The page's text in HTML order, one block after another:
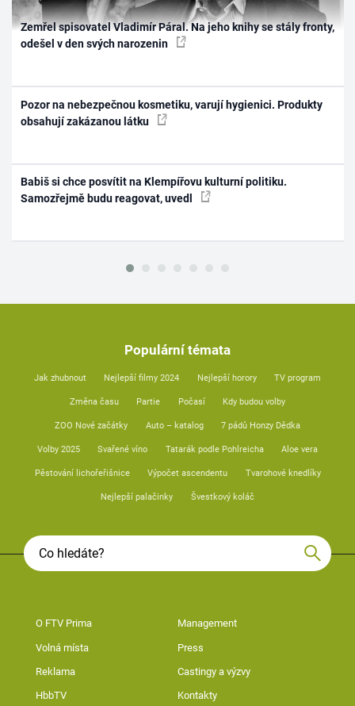
Zemřel spisovatel Vladimír Páral. Na jeho knihy se stály fronty,
odešel v den svých narozenin
Pozor na nebezpečnou kosmetiku, varují hygienici. Produkty
obsahují zakázanou látku
Babiš si chce posvítit na Klempířovu kulturní politiku.
Samozřejmě budu reagovat, uvedl
Populární témata
Jak zhubnout Nejlepší filmy 2024 Nejlepší horory TV program
Změna času Partie Počasí Kdy budou volby
ZOO Nové začátky Auto – katalog 7 pádů Honzy Dědka
Volby 2025 Svařené víno Tatarák podle Pohlreicha Aloe vera
Pěstování lichořeřišnice Výpočet ascendentu Tvarohové knedlíky
Nejlepší palačinky Švestkový koláč
O FTV Prima Management
Volná místa Press
Reklama Castingy a výzvy
HbbTV Kontakty